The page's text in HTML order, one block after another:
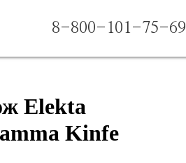
8-800-101-75-69
Elekta
Kinfe